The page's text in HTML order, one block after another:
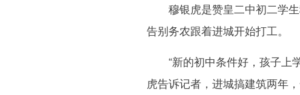
穆银虎是赞皇二中初二学生
告别务农跟着进城开始打工。
“新的初中条件好，孩子上
虎告诉记者，进城搞建筑两年